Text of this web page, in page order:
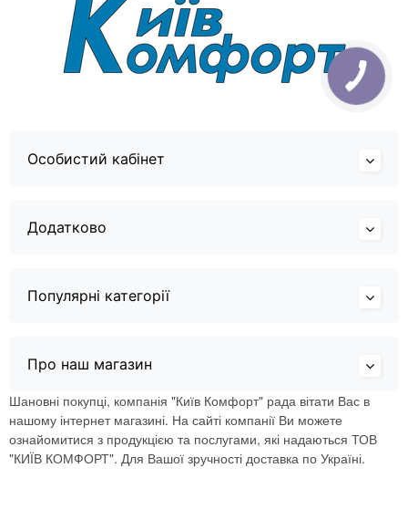
Особистий кабінет
Додатково
Популярні категорії
Про наш магазин
Шановні покупці, компанія "Київ Комфорт" рада вітати Вас в
нашому інтернет магазині. На сайті компанії Ви можете
ознайомитися з продукцією та послугами, які надаються ТОВ
"КИЇВ КОМФОРТ". Для Вашої зручності доставка по Україні.